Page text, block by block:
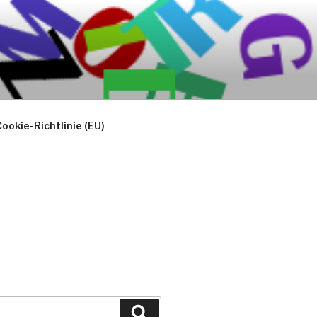
Richtlinie (EU)